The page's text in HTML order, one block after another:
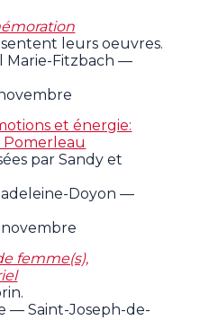
leurs oeuvres.
Fitzbach —
et énergie:
Pomerleau
par Sandy et
Doyon —
femme(s),
— Saint-Joseph-de-